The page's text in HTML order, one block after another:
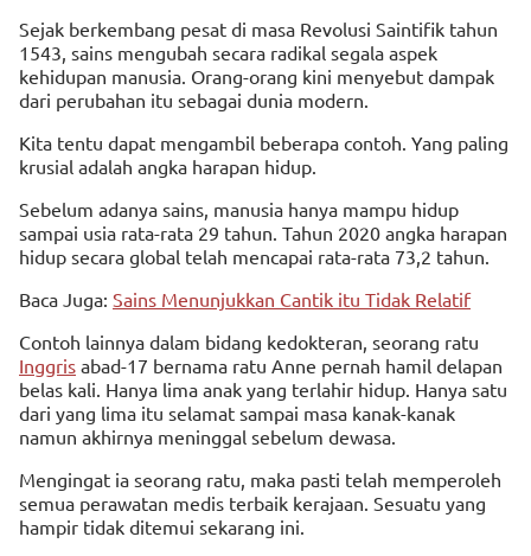
Sejak berkembang pesat di masa Revolusi Saintifik tahun
1543, sains mengubah secara radikal segala aspek
kehidupan manusia. Orang-orang kini menyebut dampak
dari perubahan itu sebagai dunia modern.
Kita tentu dapat mengambil beberapa contoh. Yang paling
krusial adalah angka harapan hidup.
Sebelum adanya sains, manusia hanya mampu hidup
sampai usia rata-rata 29 tahun. Tahun 2020 angka harapan
hidup secara global telah mencapai rata-rata 73,2 tahun.
Baca Juga: Sains Menunjukkan Cantik itu Tidak Relatif
Contoh lainnya dalam bidang kedokteran, seorang ratu
Inggris abad-17 bernama ratu Anne pernah hamil delapan
belas kali. Hanya lima anak yang terlahir hidup. Hanya satu
dari yang lima itu selamat sampai masa kanak-kanak
namun akhirnya meninggal sebelum dewasa.
Mengingat ia seorang ratu, maka pasti telah memperoleh
semua perawatan medis terbaik kerajaan. Sesuatu yang
hampir tidak ditemui sekarang ini.